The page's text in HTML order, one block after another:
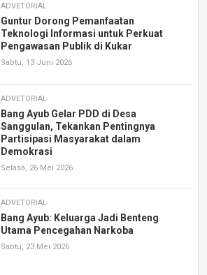
ADVETORIAL
Guntur Dorong Pemanfaatan
Teknologi Informasi untuk Perkuat
Pengawasan Publik di Kukar
Sabtu, 13 Juni 2026
ADVETORIAL
Bang Ayub Gelar PDD di Desa
Sanggulan, Tekankan Pentingnya
Partisipasi Masyarakat dalam
Demokrasi
Selasa, 26 Mei 2026
ADVETORIAL
Bang Ayub: Keluarga Jadi Benteng
Utama Pencegahan Narkoba
Sabtu, 23 Mei 2026